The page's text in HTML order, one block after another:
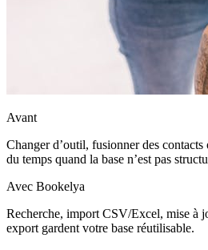
Avant
Changer d’outil, fusionner des
du temps quand la base n’est pas
Avec Bookelya
Recherche, import CSV/Excel, mise à
export gardent votre base réutilisable.